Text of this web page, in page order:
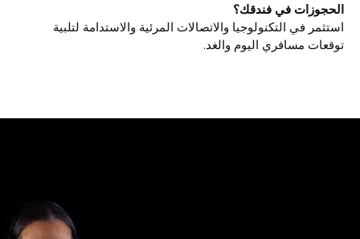
الحجوزات في فندقك؟
استثمر في التكنولوجيا والاتصالات المرئية والاستدامة لتلبية
توقعات مسافري اليوم والغد.